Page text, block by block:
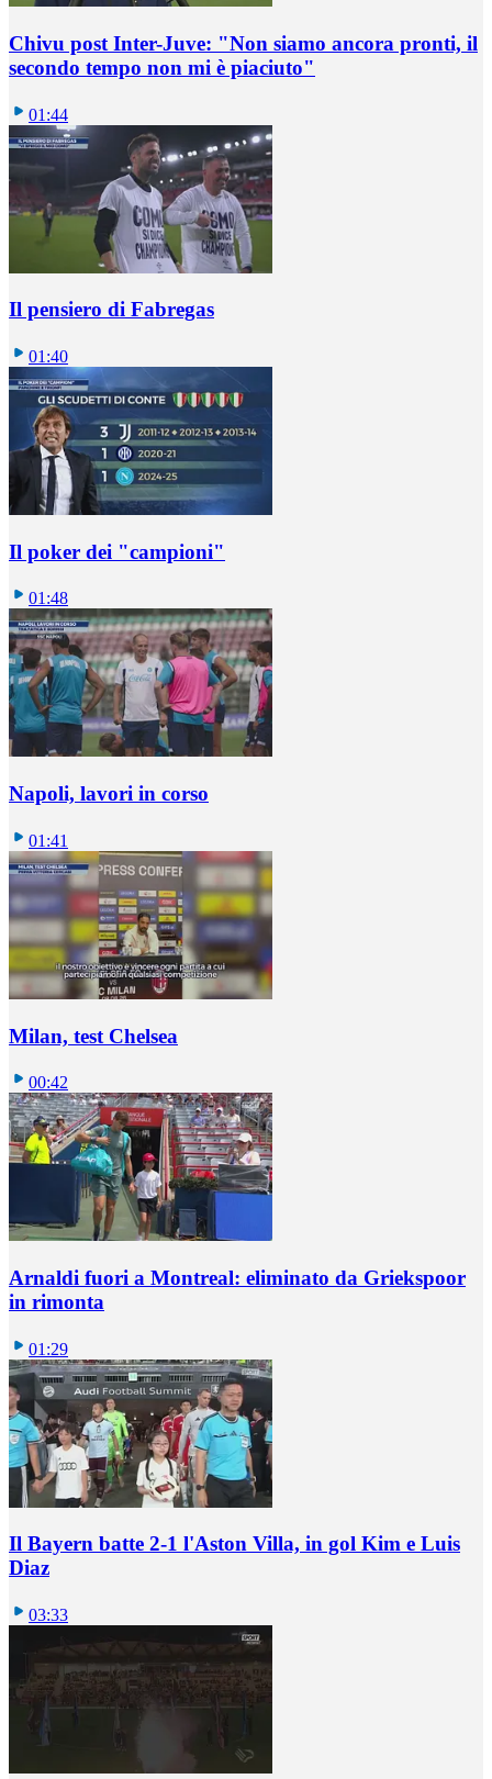
Chivu post Inter-Juve: "Non siamo ancora pronti, il
secondo tempo non mi è piaciuto"
01:44
Il pensiero di Fabregas
01:40
Il poker dei "campioni"
01:48
Napoli, lavori in corso
01:41
Milan, test Chelsea
00:42
Arnaldi fuori a Montreal: eliminato da Griekspoor
in rimonta
01:29
Il Bayern batte 2-1 l'Aston Villa, in gol Kim e Luis
Diaz
03:33